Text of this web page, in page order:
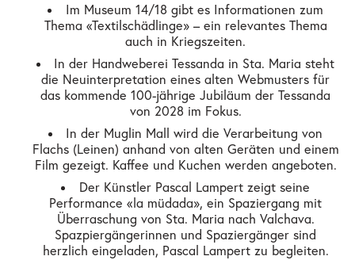
Im Museum 14/18 gibt es Informationen zum
Thema «Textilschädlinge» – ein relevantes Thema
auch in Kriegszeiten.
In der Handweberei Tessanda in Sta. Maria steht
die Neuinterpretation eines alten Webmusters für
das kommende 100-jährige Jubiläum der Tessanda
von 2028 im Fokus.
In der Muglin Mall wird die Verarbeitung von
Flachs (Leinen) anhand von alten Geräten und einem
Film gezeigt. Kaffee und Kuchen werden angeboten.
Der Künstler Pascal Lampert zeigt seine
Performance «la müdada», ein Spaziergang mit
Überraschung von Sta. Maria nach Valchava.
Spazpiergängerinnen und Spaziergänger sind
herzlich eingeladen, Pascal Lampert zu begleiten.